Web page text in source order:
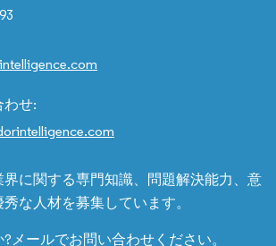
わせ:
に関する専門知識、問題解決能力、意
な人材を募集しています。
メールでお問い合わせください。